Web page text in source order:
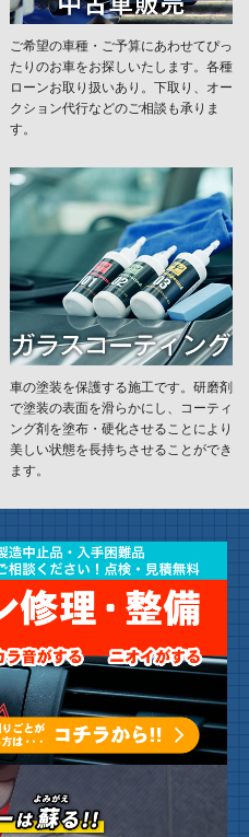
ご希望の車種・ご予算にあわせてぴっ
たりのお車をお探しいたします。各種
ローンお取り扱いあり。下取り、オー
クション代行などのご相談も承りま
す。
車の塗装を保護する施工です。研磨剤
で塗装の表面を滑らかにし、コーティ
ング剤を塗布・硬化させることにより
美しい状態を長持ちさせることができ
ます。